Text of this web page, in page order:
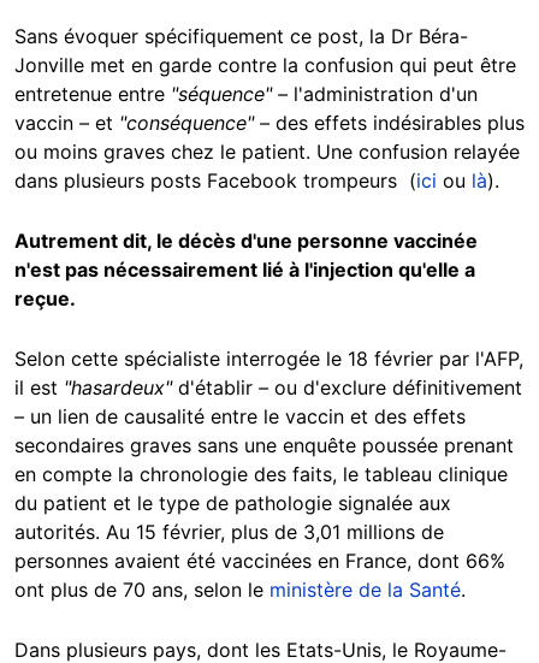
Sans évoquer spécifiquement ce post, la Dr Béra-
Jonville met en garde contre la confusion qui peut être
entretenue entre "séquence" – l'administration d'un
vaccin – et "conséquence" – des effets indésirables plus
ou moins graves chez le patient. Une confusion relayée
dans plusieurs posts Facebook trompeurs (ici ou là).
Autrement dit, le décès d'une personne vaccinée
n'est pas nécessairement lié à l'injection qu'elle a
reçue.
Selon cette spécialiste interrogée le 18 février par l'AFP,
il est "hasardeux"d'établir – ou d'exclure définitivement
– un lien de causalité entre le vaccin et des effets
secondaires graves sans une enquête poussée prenant
en compte la chronologie des faits, le tableau clinique
du patient et le type de pathologie signalée aux
autorités. Au 15 février, plus de 3,01 millions de
personnes avaient été vaccinées en France, dont 66%
ont plus de 70 ans, selon le ministère de la Santé.
Dans plusieurs pays, dont les Etats-Unis, le Royaume-